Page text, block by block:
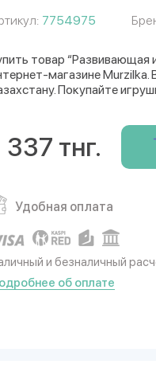
7754975
товар
магазине
Покупайте
337 тнг.
Удобная оплата
и безналичный
об оплате